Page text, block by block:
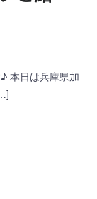
本日は兵庫県加